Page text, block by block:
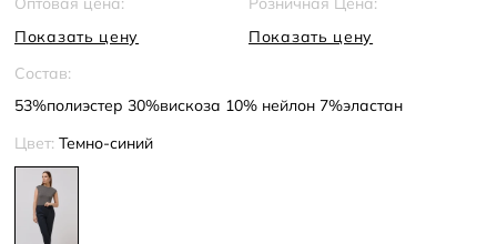
Показать цену
Показать цену
Состав:
53%полиэстер 30%вискоза 10% нейлон 7%эластан
Цвет: Темно-синий